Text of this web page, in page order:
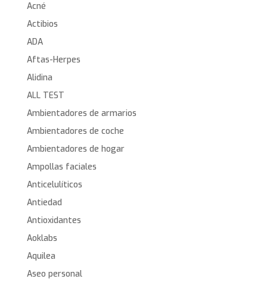
Acné
Actibios
ADA
Aftas-Herpes
Alidina
ALL TEST
Ambientadores de armarios
Ambientadores de coche
Ambientadores de hogar
Ampollas faciales
Anticelulíticos
Antiedad
Antioxidantes
Aoklabs
Aquilea
Aseo personal